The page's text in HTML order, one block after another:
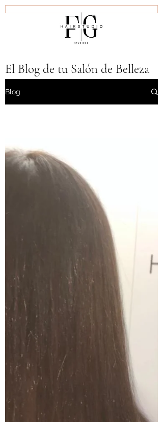
Bienvenidos
El Blog de tu Salón de Belleza
en San Miguel
Blog